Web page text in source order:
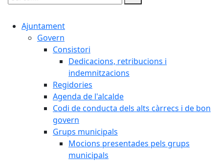
Cercar:
Ajuntament
Govern
Consistori
Dedicacions, retribucions i
indemnitzacions
Regidories
Agenda de l'alcalde
Codi de conducta dels alts càrrecs i de bon
govern
Grups municipals
Mocions presentades pels grups
municipals